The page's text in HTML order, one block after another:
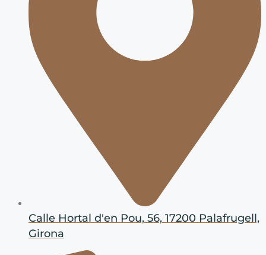
Calle Hortal d'en Pou, 56, 17200 Palafrugell,
Girona